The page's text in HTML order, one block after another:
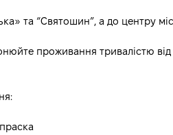
та “Святошин”, а до центру
проживання тривалістю